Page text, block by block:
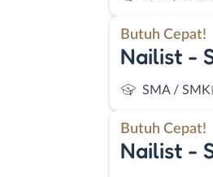
Butuh Cepat!
Nailist -
SMA / SMK
Butuh Cepat!
Nailist -